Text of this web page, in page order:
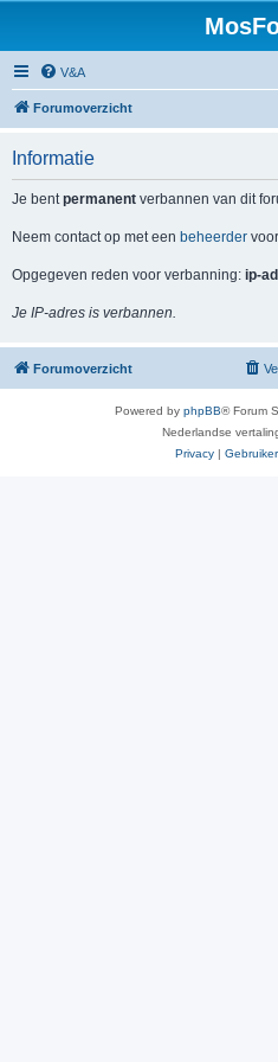
V&A
Forumoverzicht
Informatie
Je bentpermanent verbannen van dit
Neem contact op met een beheerder
Opgegeven reden voor verbanning: ip-
Je IP-adres is verbannen.
Forumoverzicht
Powered by phpBB® Forum
Nederlandse
Privacy |